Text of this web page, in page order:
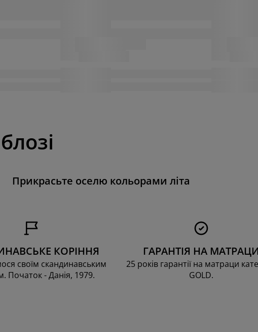
Прикрасьте оселю кольорами літа
КОРІННЯ
своїм скандинавським
Початок - Данія, 1979.
ГАРАНТІЯ НА МАТРАЦИ
25 років гарантії на матраци
GOLD.